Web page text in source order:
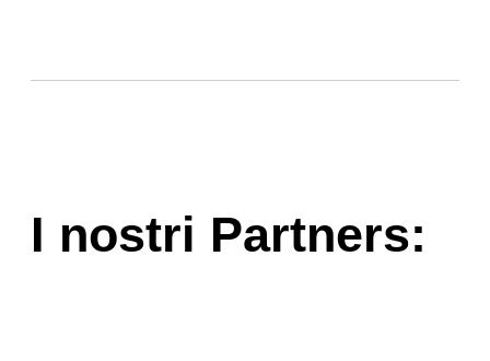
I nostri Partners: